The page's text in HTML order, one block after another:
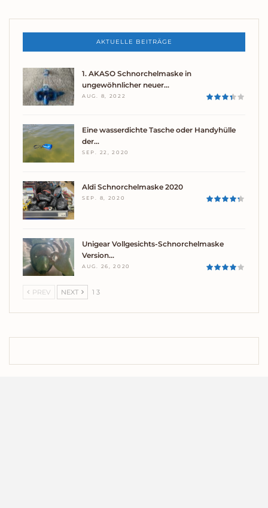
AKTUELLE BEITRÄGE
1. AKASO Schnorchelmaske in
ungewöhnlicher neuer…
AUG. 8, 2022
Eine wasserdichte Tasche oder Handyhülle
der…
SEP. 22, 2020
Aldi Schnorchelmaske 2020
SEP. 8, 2020
Unigear Vollgesichts-Schnorchelmaske
Version…
AUG. 26, 2020
PREV NEXT 1 3